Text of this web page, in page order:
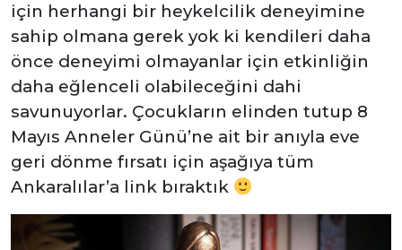
için herhangi bir heykelcilik deneyimine
sahip olmana gerek yok ki kendileri daha
önce deneyimi olmayanlar için etkinliğin
daha eğlenceli olabileceğini dahi
savunuyorlar. Çocukların elinden tutup 8
Mayıs Anneler Günü’ne ait bir anıyla eve
geri dönme fırsatı için aşağıya tüm
Ankaralılar’a link bıraktık